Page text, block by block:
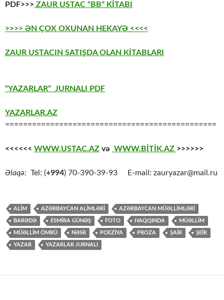
PDF>>> ZAUR USTAC “BB” KİTABI
>>>> ƏN ÇOX OXUNAN HEKAYƏ <<<<
ZAUR USTACIN SATIŞDA OLAN KİTABLARI
“YAZARLAR” JURNALI PDF
YAZARLAR.AZ
===============================================
<<<<<< WWW.USTAC.AZ və WWW.BİTİK.AZ >>>>>>
Əlaqə: Tel: (+994) 70-390-39-93 E-mail: zauryazar@mail.ru
ALİM AZƏRBAYCAN ALİMLƏRİ AZƏRBAYCAN MÜƏLLİMLƏRİ
BARƏDƏ ESMIRA GÜNƏŞ FOTO HAQQINDA MÜƏLLİM
MÜƏLLİM ÖMRÜ NƏSR POEZİYA PROZA ŞAİR ŞEİR
YAZAR YAZARLAR JURNALI